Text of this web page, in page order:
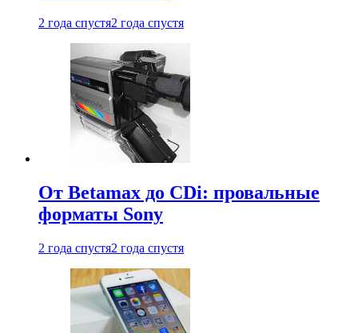
2 года спустя2 года спустя
От Betamax до CDi: провальные
форматы Sony
2 года спустя2 года спустя